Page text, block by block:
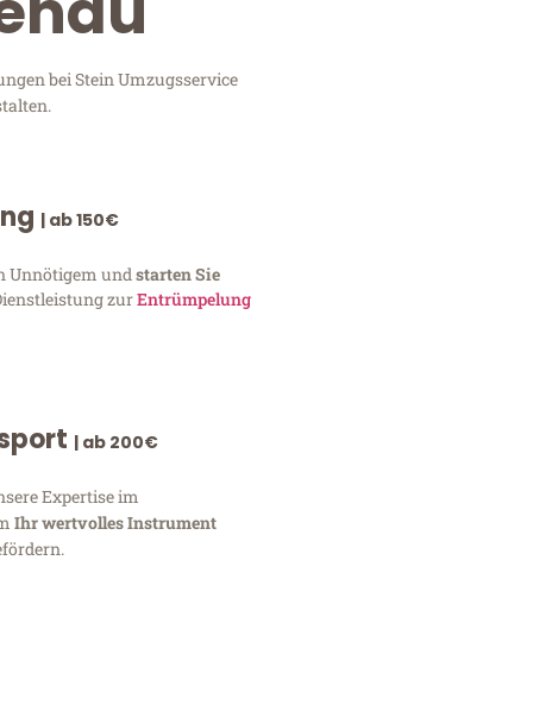
bei Stein Umzugsservice
| ab 150€
Unnötigem und starten Sie
zurEntrümpelung
| ab 200€
Expertise im
Ihr wertvolles Instrument